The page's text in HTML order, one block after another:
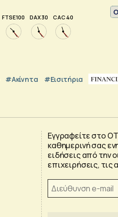
FTSE 100 DAX 30 CAC 40
#Ακίνητα #εισιτήρια
Εγγραφείτε στο
καθημερινή σας
ειδήσεις από την
επιχειρήσεις, τις